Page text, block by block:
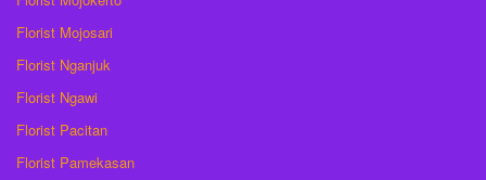
Florist Mojosari
Florist Nganjuk
Florist Ngawi
Florist Pacitan
Florist Pamekasan